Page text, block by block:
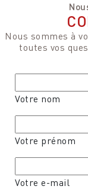
Nous sommes à
toutes vos
Votre nom
Votre prénom
Votre e-mail